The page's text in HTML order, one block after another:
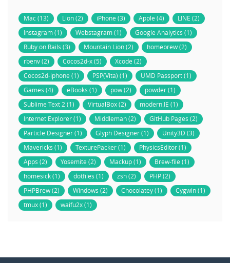
Mac (13) Lion (2) iPhone (3) Apple (4)
LINE (2)
Instagram (1)
Webstagram (1)
Google Analytics (1)
Ruby on Rails (3)
Mountain Lion (2)
homebrew (2)
rbenv (2)
Cocos2d-x (5)
Xcode (2)
Cocos2d-iphone (1)
PSP(Vita) (1)
UMD Passport (1)
Games (4)
eBooks (1) pow (2)
powder (1)
Sublime Text 2 (1)
VirtualBox (2)
modern.IE (1)
Internet Explorer (1)
Middleman (2)
GitHub Pages (2)
Particle Designer (1)
Glyph Designer (1)
Unity3D (3)
Mavericks (1)
TexturePacker (1)
PhysicsEditor (1)
Apps (2)
Yosemite (2) Mackup (1)
Brew-file (1)
homesick (1)
dotfiles (1) zsh (2)
PHP (2)
PHPBrew (2)
Windows (2) Chocolatey (1)
Cygwin (1)
tmux (1)
waifu2x (1)